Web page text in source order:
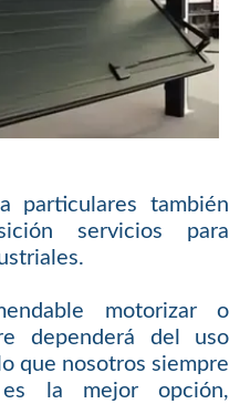
particulares también
servicios para
motorizar o
dependerá del uso
que nosotros siempre
es la mejor opción,